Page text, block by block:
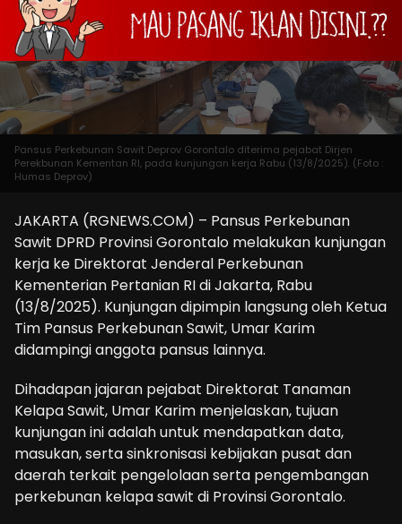
Pansus Perkebunan Sawit Deprov Gorontalo diterima pejabat Dirjen
Perekbunan Kementan RI, pada kunjungan kerja Rabu (13/8/2025). (Foto :
Humas Deprov)
JAKARTA (RGNEWS.COM) – Pansus Perkebunan
Sawit DPRD Provinsi Gorontalo melakukan kunjungan
kerja ke Direktorat Jenderal Perkebunan
Kementerian Pertanian RI di Jakarta, Rabu
(13/8/2025). Kunjungan dipimpin langsung oleh Ketua
Tim Pansus Perkebunan Sawit, Umar Karim
didampingi anggota pansus lainnya.
Dihadapan jajaran pejabat Direktorat Tanaman
Kelapa Sawit, Umar Karim menjelaskan, tujuan
kunjungan ini adalah untuk mendapatkan data,
masukan, serta sinkronisasi kebijakan pusat dan
daerah terkait pengelolaan serta pengembangan
perkebunan kelapa sawit di Provinsi Gorontalo.